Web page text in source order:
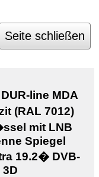
Seite schließen
line MDA
(RAL 7012)
mit LNB
Spiegel
19.2� DVB-
3D